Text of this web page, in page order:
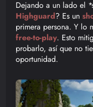
Dejando a un lado el
Highguard? Es un
primera persona. Y lo
free-to-play. Esto
probarlo, así que no
oportunidad.